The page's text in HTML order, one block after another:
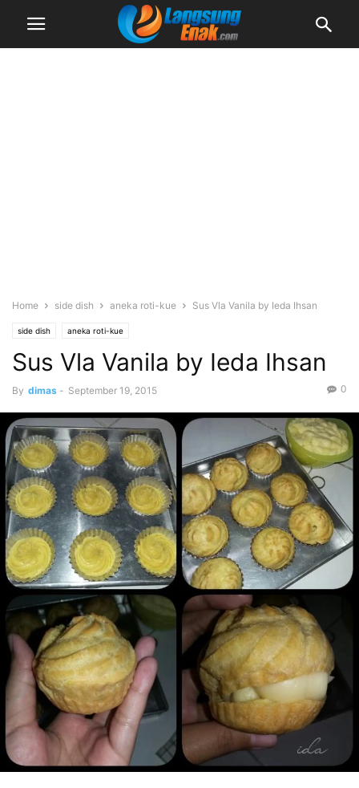
Home side dish aneka roti-kue Sus Vla Vanila by Ieda Ihsan
side dish aneka roti-kue
Sus Vla Vanila by Ieda Ihsan
By dimas - September 19, 2015 0